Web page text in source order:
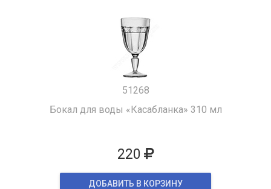
51268
Бокал для воды «Касабланка» 310 мл
220
ДОБАВИТЬ В КОРЗИНУ